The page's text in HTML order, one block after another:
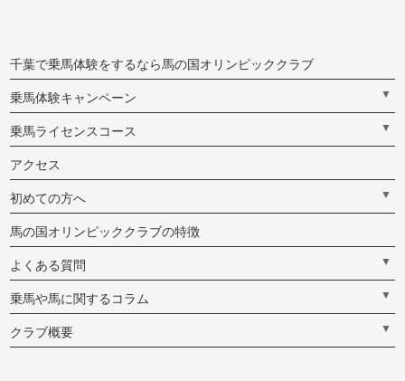
千葉で乗馬体験をするなら馬の国オリンピッククラブ
乗馬体験キャンペーン ▼
乗馬ライセンスコース ▼
アクセス
初めての方へ ▼
馬の国オリンピッククラブの特徴
よくある質問 ▼
乗馬や馬に関するコラム ▼
クラブ概要 ▼